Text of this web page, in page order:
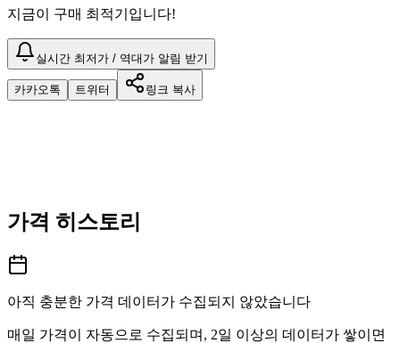
지금이 구매 최적기입니다!
실시간 최저가 / 역대가 알림 받기
카카오톡 트위터 링크 복사
가격 히스토리
아직 충분한 가격 데이터가 수집되지 않았습니다
매일 가격이 자동으로 수집되며, 2일 이상의 데이터가 쌓이면